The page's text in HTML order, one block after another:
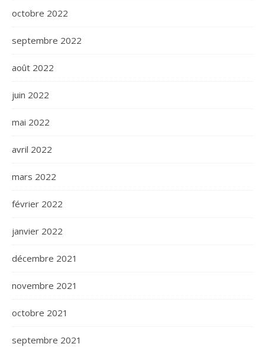
octobre 2022
septembre 2022
août 2022
juin 2022
mai 2022
avril 2022
mars 2022
février 2022
janvier 2022
décembre 2021
novembre 2021
octobre 2021
septembre 2021